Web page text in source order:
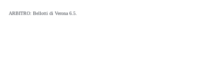
ARBITRO: Bellotti di Verona 6.5.